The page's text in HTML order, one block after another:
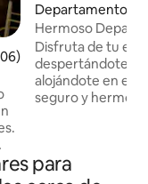
promedio: 4.95 de
Departamento en
el
Hermoso
+piscina+gym
Disfruta de tu
despertándote
alojándote en
seguro y
Multieventos Costa
para